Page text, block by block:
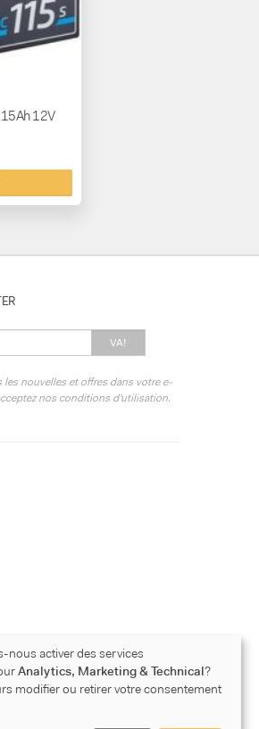
12V
VA!
nouvelles et offres dans votre e-
nos conditions d'utilisation.
nous activer des services
Analytics, Marketing & Technical?
modifier ou retirer votre consentement